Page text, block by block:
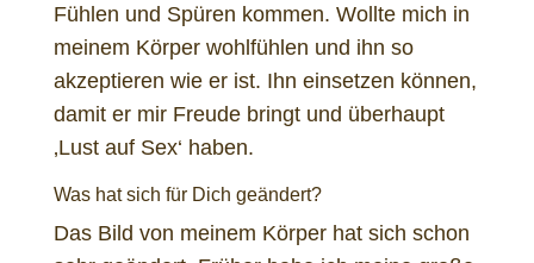
Fühlen und Spüren kommen. Wollte mich in
meinem Körper wohlfühlen und ihn so
akzeptieren wie er ist. Ihn einsetzen können,
damit er mir Freude bringt und überhaupt
‚Lust auf Sex‘ haben.
Was hat sich für Dich geändert?
Das Bild von meinem Körper hat sich schon